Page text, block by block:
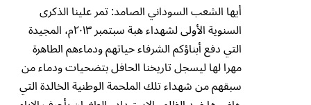
أيها الشعب السوداني الصامد: تمر علينا الذكرى
السنوية الأولى لشهداء هبة سبتمبر ٢٠١۳م، المجيدة
التي دفع أبناؤكم الشرفاء حياتهم ودماءهم الطاهرة
مهرا لها ليسجل تاريخنا الحافل بتضحيات ودماء من
سبقهم من شهداء تلك الملحمة الوطنية الخالدة التي